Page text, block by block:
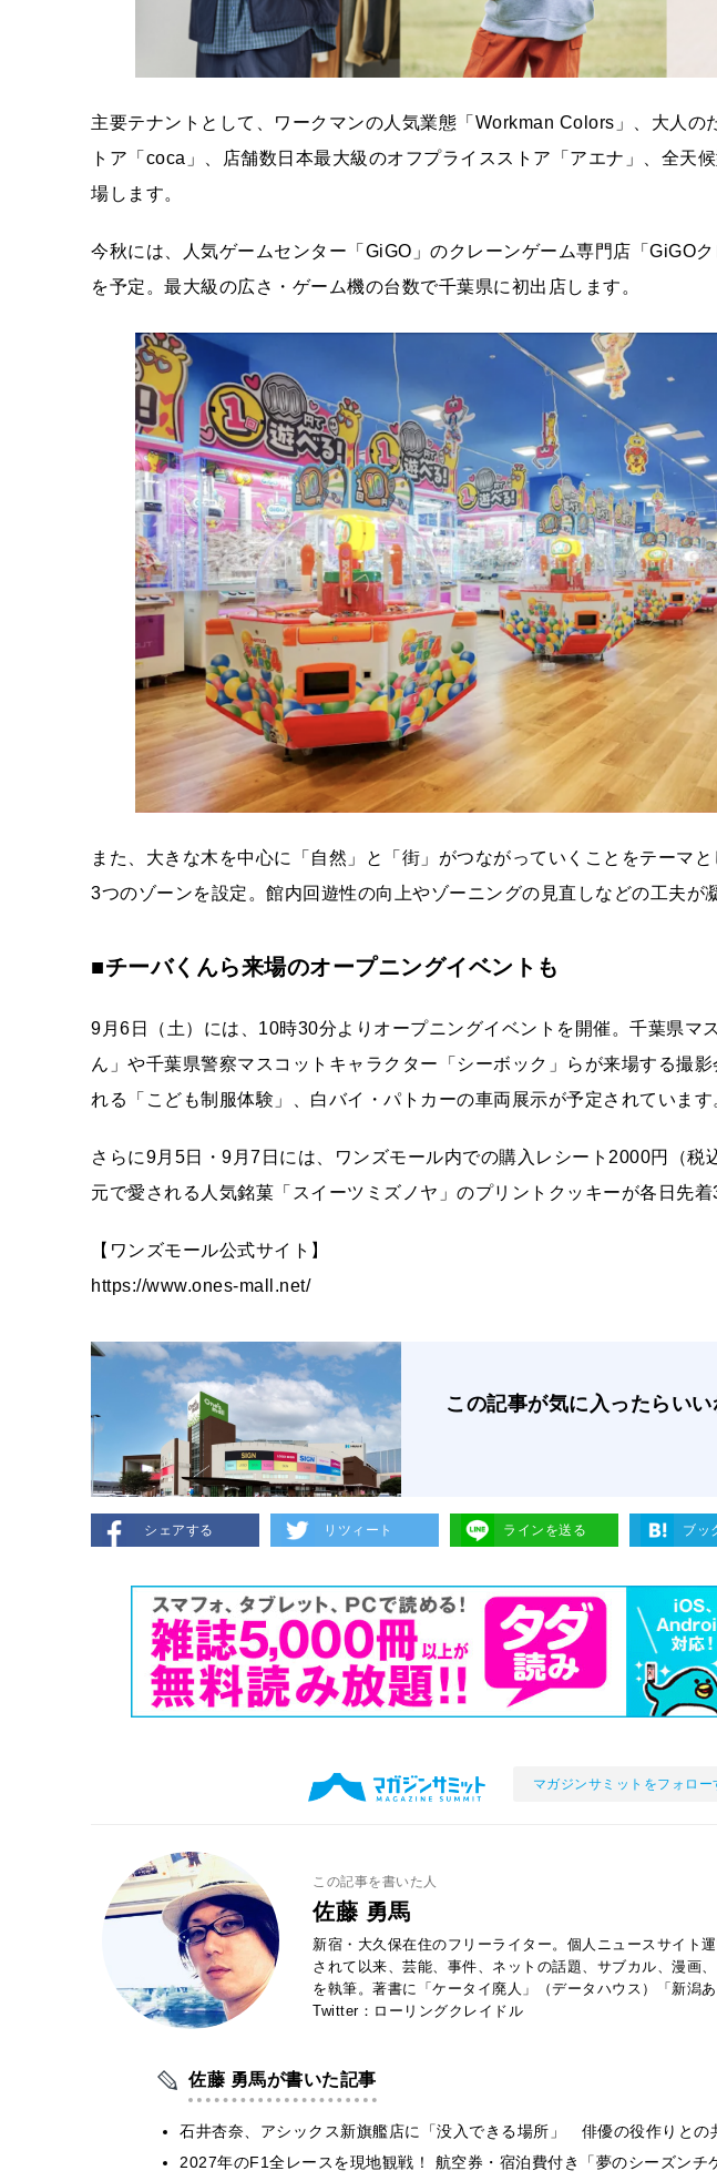
主要テナントとして、ワークマンの人気業態「Workman Colors」、大人の
トア「coca」、店舗数日本最大級のオフプライスストア「アエナ」、全天
場します。
今秋には、人気ゲームセンター「GiGO」のクレーンゲーム専門店「GiGO
を予定。最大級の広さ・ゲーム機の台数で千葉県に初出店します。
また、大きな木を中心に「自然」と「街」がつながっていくことをテーマ
3つのゾーンを設定。館内回遊性の向上やゾーニングの見直しなどの工夫が
■チーバくんら来場のオープニングイベントも
9月6日（土）には、10時30分よりオープニングイベントを開催。千葉県マ
ん」や千葉県警察マスコットキャラクター「シーボック」らが来場する撮
れる「こども制服体験」、白バイ・パトカーの車両展示が予定されています
さらに9月5日・9月7日には、ワンズモール内での購入レシート2000円（税
元で愛される人気銘菓「スイーツミズノヤ」のプリントクッキーが各日先着
【ワンズモール公式サイト】
https://www.ones-mall.net/
この記事が気に入ったらいい
シェアする リツィート ラインを送る ブッ
マガジンサミットをフォロー
この記事を書いた人
佐藤 勇馬
新宿・大久保在住のフリーライター。個人ニュースサイト
されて以来、芸能、事件、ネットの話題、サブカル、漫画
を執筆。著書に「ケータイ廃人」（データハウス）「新潟
Twitter：ローリングクレイドル
佐藤 勇馬が書いた記事
石井杏奈、アシックス新旗艦店に「没入できる場所」 俳優の役作りとの
2027年のF1全レースを現地観戦！ 航空券・宿泊費付き「夢のシーズンチ